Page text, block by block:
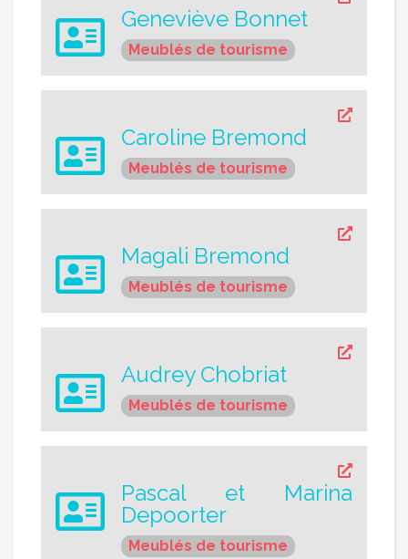
Geneviève Bonnet
Meublés de tourisme
Caroline Bremond
Meublés de tourisme
Magali Bremond
Meublés de tourisme
Audrey Chobriat
Meublés de tourisme
Pascal et Marina
Depoorter
Meublés de tourisme